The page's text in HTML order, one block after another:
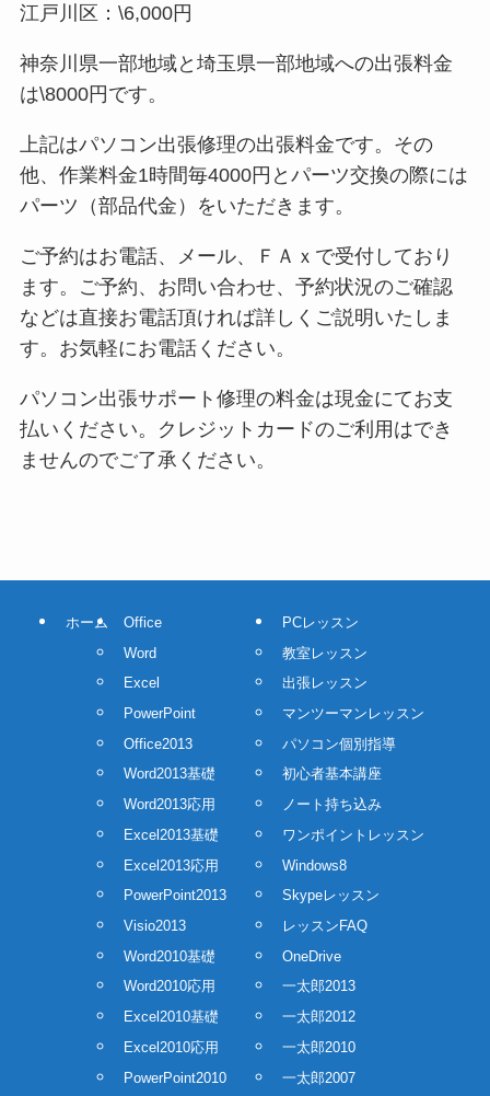
江戸川区：\6,000円
神奈川県一部地域と埼玉県一部地域への出張料金
は\8000円です。
上記はパソコン出張修理の出張料金です。その
他、作業料金1時間毎4000円とパーツ交換の際には
パーツ（部品代金）をいただきます。
ご予約はお電話、メール、ＦＡｘで受付しており
ます。ご予約、お問い合わせ、予約状況のご確認
などは直接お電話頂ければ詳しくご説明いたしま
す。お気軽にお電話ください。
パソコン出張サポート修理の料金は現金にてお支
払いください。クレジットカードのご利用はでき
ませんのでご了承ください。
ホーム
Office
Word
Excel
PowerPoint
Office2013
Word2013基礎
Word2013応用
Excel2013基礎
Excel2013応用
PowerPoint2013
Visio2013
Word2010基礎
Word2010応用
Excel2010基礎
Excel2010応用
PowerPoint2010
PCレッスン
教室レッスン
出張レッスン
マンツーマンレッスン
パソコン個別指導
初心者基本講座
ノート持ち込み
ワンポイントレッスン
Windows8
Skypeレッスン
レッスンFAQ
OneDrive
一太郎2013
一太郎2012
一太郎2010
一太郎2007